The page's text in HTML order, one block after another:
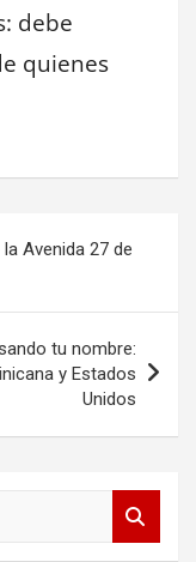
debe
quienes
Avenida 27 de
tu nombre:
y Estados
Unidos